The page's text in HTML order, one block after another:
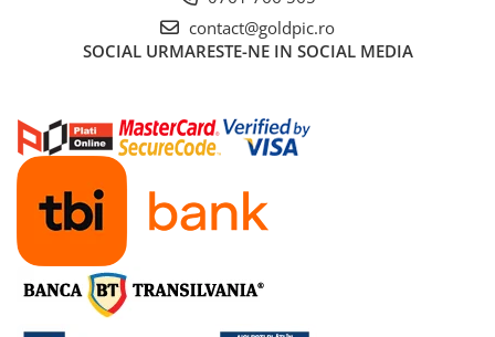
contact@goldpic.ro
SOCIAL URMARESTE-NE IN SOCIAL MEDIA